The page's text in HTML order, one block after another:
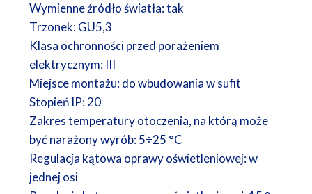
Wymienne źródło światła: tak
Trzonek: GU5,3
Klasa ochronności przed porażeniem
elektrycznym: III
Miejsce montażu: do wbudowania w sufit
Stopień IP: 20
Zakres temperatury otoczenia, na którą może
być narażony wyrób: 5÷25 °C
Regulacja kątowa oprawy oświetleniowej: w
jednej osi